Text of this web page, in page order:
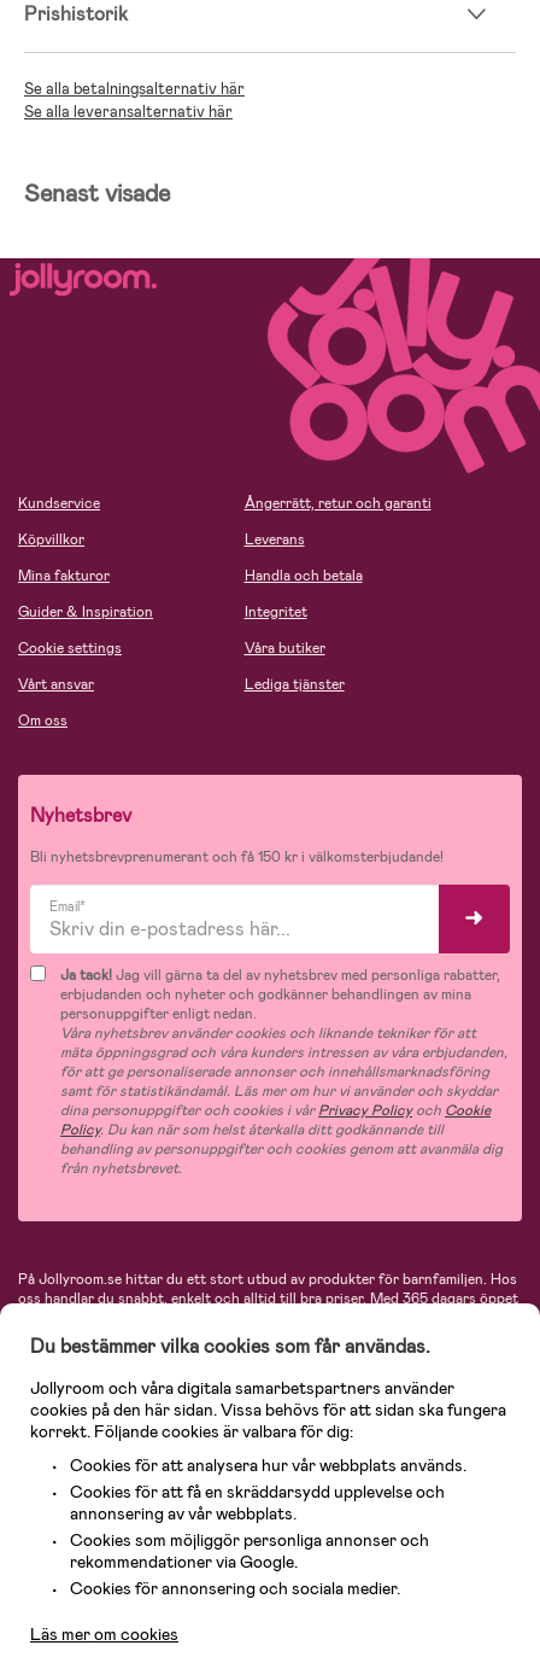
Prishistorik
Se alla betalningsalternativ här
Se alla leveransalternativ här
Senast visade
Kundservice
Köpvillkor
Mina fakturor
Guider & Inspiration
Cookie settings
Vårt ansvar
Om oss
Ångerrätt, retur och garanti
Leverans
Handla och betala
Integritet
Våra butiker
Lediga tjänster
Nyhetsbrev
Bli nyhetsbrevprenumerant och få 150 kr i välkomsterbjudande!
Email*
Ja tack!Jag vill gärna ta del av nyhetsbrev med personliga rabatter,
erbjudanden och nyheter och godkänner behandlingen av mina
personuppgifter enligt nedan.
Våra nyhetsbrev använder cookies och liknande tekniker för att
mäta öppningsgrad och våra kunders intressen av våra erbjudanden,
för att ge personaliserade annonser och innehållsmarknadsföring
samt för statistikändamål. Läs mer om hur vi använder och skyddar
dina personuppgifter och cookies i vårPrivacy Policyoch Cookie
Policy. Du kan när som helst återkalla ditt godkännande till
behandling av personuppgifter och cookies genom att avanmäla dig
från nyhetsbrevet.
På Jollyroom.se hittar du ett stort utbud av produkter för barnfamiljen. Hos
oss handlar du snabbt, enkelt och alltid till bra priser.Med 365 dagars öppet
hos oss. I vårt sortiment hittar du barnvagnar, bilstolar, kläder för barn och
baby, produkter för mamman, massor av inspirerande inredning, leksaker,
babyprodukter och mycket mer. Vi erbjuder produkter från välkända
varumärken så som Britax, Maxi-Cosi, Baby Jogger, BabyBjörn, Didriksons,
KidKraft, Ergobaby, Philips Avent, Neonate, Cybex, LEGO och många fler.
Välkommen in och kika runt i Nordens största barn- och babybutik på nätet!
Du bestämmer vilka cookies som får användas.
Jollyroom och våra digitala samarbetspartners använder
cookies på den här sidan. Vissa behövs för att sidan ska fungera
korrekt. Följande cookies är valbara för dig:
Cookies för att analysera hur vår webbplats används.
Cookies för att få en skräddarsydd upplevelse och
annonsering av vår webbplats.
Cookies som möjliggör personliga annonser och
rekommendationer via Google.
Cookies för annonsering och sociala medier.
Läs mer om cookies